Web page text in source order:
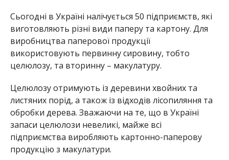
Сьогодні в Україні налічується 50 підприємств, які
виготовляють різні види паперу та картону. Для
виробництва паперової продукції
використовують первинну сировину, тобто
целюлозу, та вторинну – макулатуру.
Целюлозу отримують із деревини хвойних та
листяних порід, а також із відходів лісопиляння та
обробки дерева. Зважаючи на те, що в Україні
запаси целюлози невеликі, майже всі
підприємства виробляють картонно-паперову
продукцію з макулатури.